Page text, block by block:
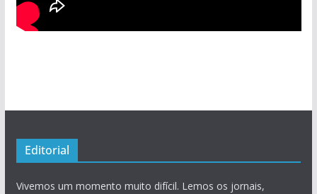
Editorial
Vivemos um momento muito difícil. Lemos os jornais,